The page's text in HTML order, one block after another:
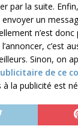
par la suite.
envoyer un
n’est
c’est
Sinon, on
de ce
la publicité est